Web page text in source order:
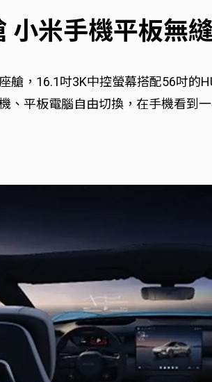
小米手機平板無
艙，16.1吋3K中控螢幕搭配56吋的
、平板電腦自由切換，在手機看到